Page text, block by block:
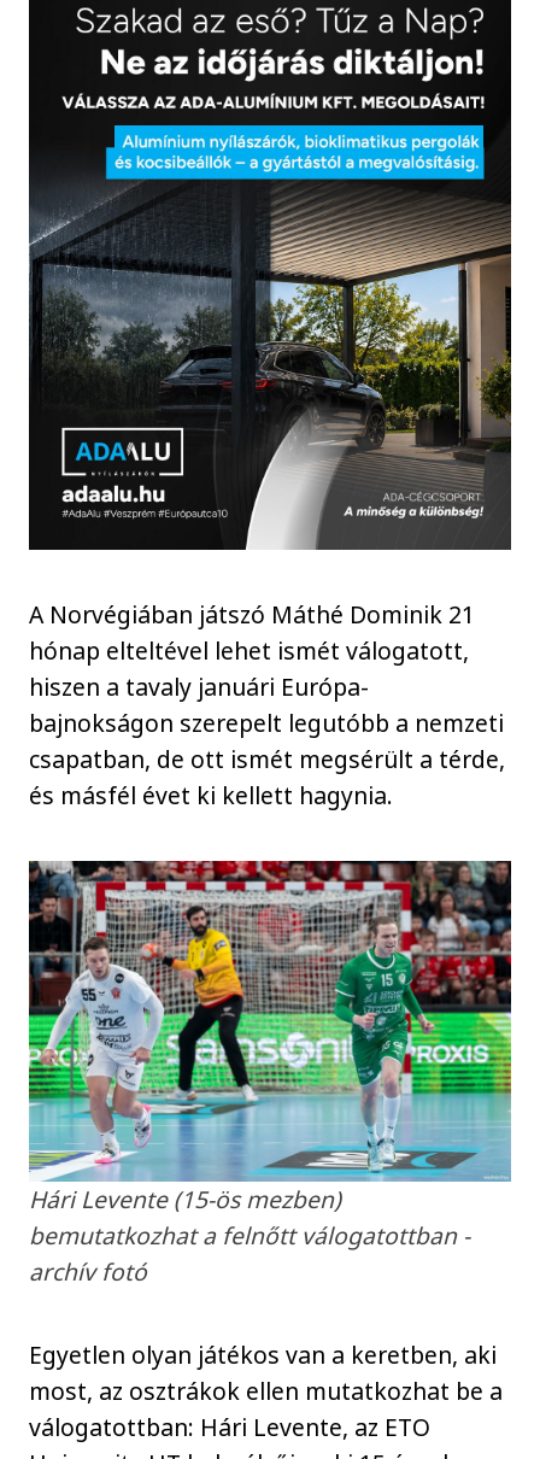
A Norvégiában játszó Máthé Dominik 21
hónap elteltével lehet ismét válogatott,
hiszen a tavaly januári Európa-
bajnokságon szerepelt legutóbb a nemzeti
csapatban, de ott ismét megsérült a térde,
és másfél évet ki kellett hagynia.
Hári Levente (15-ös mezben)
bemutatkozhat a felnőtt válogatottban -
archív fotó
Egyetlen olyan játékos van a keretben, aki
most, az osztrákok ellen mutatkozhat be a
válogatottban: Hári Levente, az ETO